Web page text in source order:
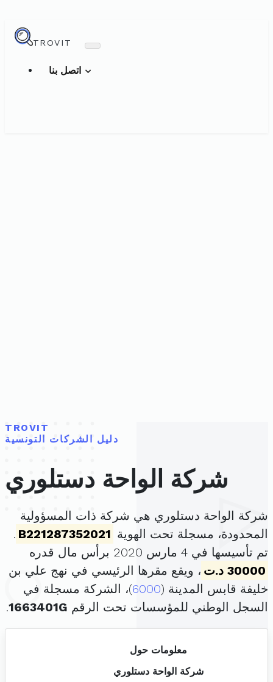
TROVIT
TROVIT
دليل الشركات التونسية
شركة الواحة دستلوري
شركة الواحة دستلوري هي شركة ذات المسؤولية
المحدودة، مسجلة تحت الهوية B221287352021
.
تم تأسيسها في 4 مارس 2020 برأس مال قدره
30000 د.ت
، ويقع مقرها الرئيسي في نهج علي بن
خليفة قابس المدينة (6000)، الشركة مسجلة في
السجل الوطني للمؤسسات تحت الرقم 1663401G
.
معلومات حول
شركة الواحة دستلوري